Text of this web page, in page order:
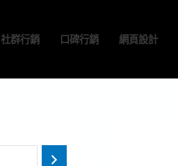
社群行銷 口碑行銷 網頁設計
i
p
c
a
p
c